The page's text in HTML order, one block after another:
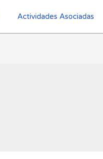
Actividades Asociadas